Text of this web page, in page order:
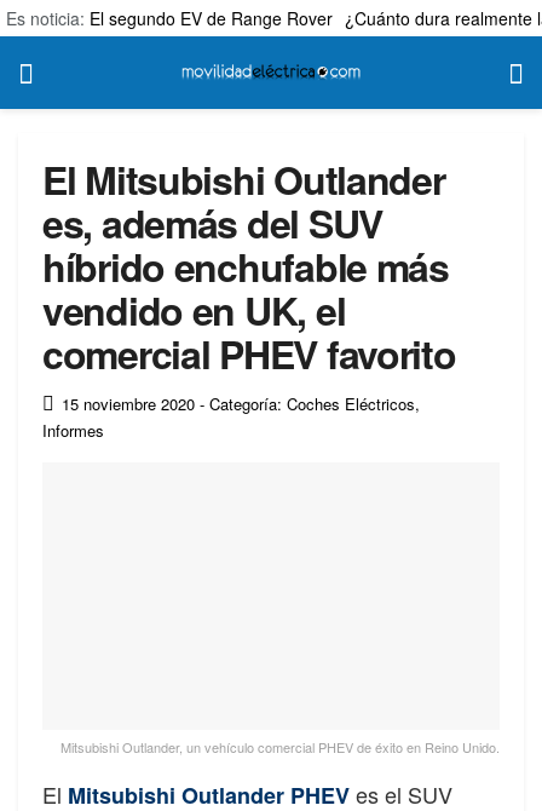
Es noticia: El segundo EV de Range Rover ¿Cuánto dura realmente
El Mitsubishi Outlander
es, además del SUV
híbrido enchufable más
vendido en UK, el
comercial PHEV favorito
15 noviembre 2020 - Categoría: Coches Eléctricos,
Informes
Mitsubishi Outlander, un vehículo comercial PHEV de éxito en Reino Unido.
El Mitsubishi Outlander PHEVes el SUV